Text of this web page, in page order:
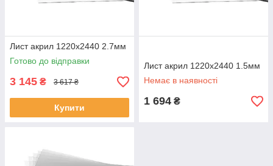
Лист акрил 1220х2440 2.7мм
Готово до відправки
3 145 ₴ 3 617 ₴
Купити
Лист акрил 1220х2440 1.5мм
Немає в наявності
1 694 ₴